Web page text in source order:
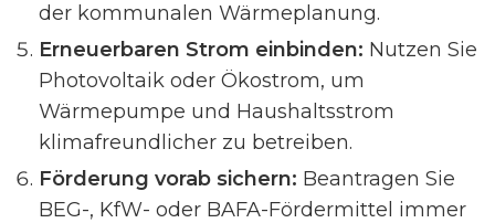
der kommunalen Wärmeplanung.
Erneuerbaren Strom einbinden: Nutzen Sie
Photovoltaik oder Ökostrom, um
Wärmepumpe und Haushaltsstrom
klimafreundlicher zu betreiben.
Förderung vorab sichern: Beantragen Sie
BEG-, KfW- oder BAFA-Fördermittel immer